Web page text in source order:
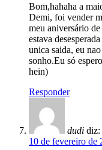
Bom,hahaha a
Demi, foi vender
meu aniversário
estava
unica saida, eu
sonho.Eu só
hein)
Responder
dudi diz:
10 de fevereiro de